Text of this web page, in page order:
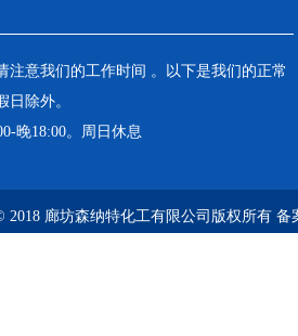
注意我们的工作时间 。以下是我们的正常
除外。
晚18:00。周日休息
2018 廊坊森纳特化工有限公司版权所有 备